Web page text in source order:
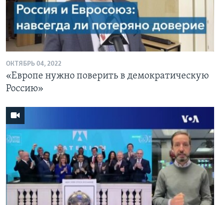
ОКТЯБРЬ 04, 2022
«Европе нужно поверить в демократическую
Россию»